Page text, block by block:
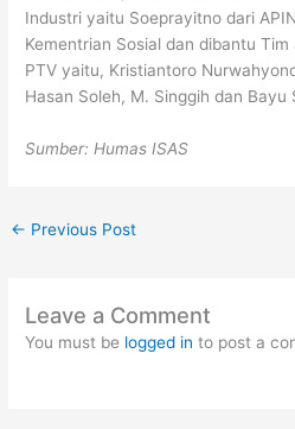
Industri yaitu Soeprayitno dari
Kementrian Sosial dan dibantu
PTV yaitu, Kristiantoro
Hasan Soleh, M. Singgih dan Bayu
Sumber: Humas ISAS
← Previous Post
Leave a Comment
You must be logged in to post a